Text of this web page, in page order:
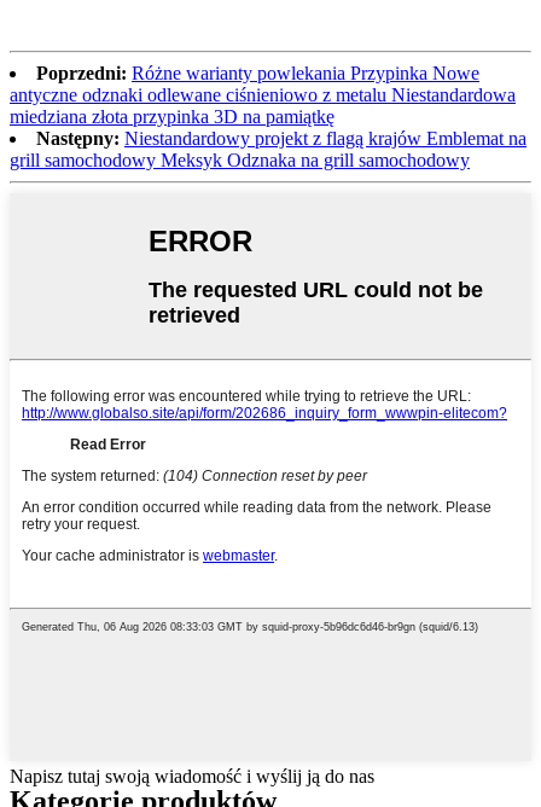
Poprzedni: Różne warianty powlekania Przypinka Nowe
antyczne odznaki odlewane ciśnieniowo z metalu Niestandardowa
miedziana złota przypinka 3D na pamiątkę
Następny: Niestandardowy projekt z flagą krajów Emblemat na
grill samochodowy Meksyk Odznaka na grill samochodowy
Napisz tutaj swoją wiadomość i wyślij ją do nas